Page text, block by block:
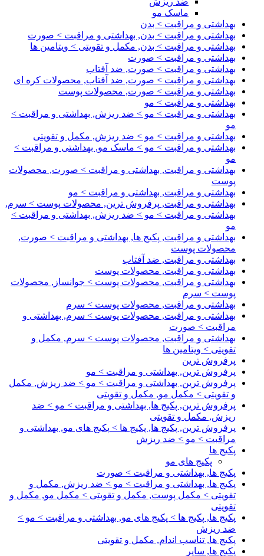
ماسک مو
بهداشتی و مراقبت > بدن
بهداشتی و مراقبت > بدن, بهداشتی و مراقبت > صورت
بهداشتی و مراقبت > بدن, مکمل و تقویتی > ویتامین ها
بهداشتی و مراقبت > صورت
بهداشتی و مراقبت > صورت, ضد آفتاب
بهداشتی و مراقبت > صورت, ضد آفتاب, محصولات کره ای
بهداشتی و مراقبت > صورت, محصولات پوست
بهداشتی و مراقبت > مو
بهداشتی و مراقبت > مو > ضد ریزش, بهداشتی و مراقبت >
مو
بهداشتی و مراقبت > مو > ضد ریزش, مکمل و تقویتی
بهداشتی و مراقبت > مو > ماسک مو, بهداشتی و مراقبت >
مو
بهداشتی و مراقبت, بهداشتی و مراقبت > صورت, محصولات
پوست
بهداشتی و مراقبت, بهداشتی و مراقبت > مو
بهداشتی و مراقبت, پرفروش ترین, محصولات پوست > سرم,
بهداشتی و مراقبت > مو > ضد ریزش, بهداشتی و مراقبت >
مو
بهداشتی و مراقبت, پکیج ها, بهداشتی و مراقبت > صورت,
محصولات پوست
بهداشتی و مراقبت, ضد آفتاب
بهداشتی و مراقبت, محصولات پوست
بهداشتی و مراقبت, محصولات پوست > جوانساز, محصولات
پوست > سرم
بهداشتی و مراقبت, محصولات پوست > سرم
بهداشتی و مراقبت, محصولات پوست > سرم, بهداشتی و
مراقبت > صورت
بهداشتی و مراقبت, محصولات پوست > سرم, مکمل و
تقویتی > ویتامین ها
پرفروش ترین
پرفروش ترین, بهداشتی و مراقبت > مو
پرفروش ترین, بهداشتی و مراقبت > مو > ضد ریزش, مکمل
و تقویتی > مکمل مو, مکمل و تقویتی
پرفروش ترین, پکیج ها, بهداشتی و مراقبت > مو > ضد
ریزش, مکمل و تقویتی
پرفروش ترین, پکیج ها, پکیج ها > پکیج های مو, بهداشتی و
مراقبت > مو > ضد ریزش
پکیج ها
پکیج های مو
پکیج ها, بهداشتی و مراقبت > صورت
پکیج ها, بهداشتی و مراقبت > مو > ضد ریزش, مکمل و
تقویتی > مکمل پوست, مکمل و تقویتی > مکمل مو, مکمل و
تقویتی
پکیج ها, پکیج ها > پکیج های مو, بهداشتی و مراقبت > مو >
ضد ریزش
پکیج ها, تناسب اندام, مکمل و تقویتی
پکیج ها, سایر